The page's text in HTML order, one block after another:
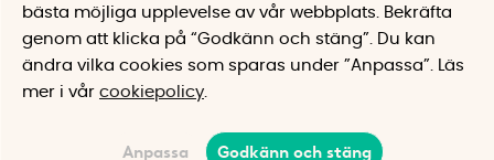
bästa möjliga upplevelse av vår webbplats.
Bekräfta
genom att klicka på “Godkänn och stäng”. Du kan
ändra vilka cookies som sparas under ”Anpassa”.
Läs
mer i vår cookiepolicy
Anpassa Godkänn och stäng